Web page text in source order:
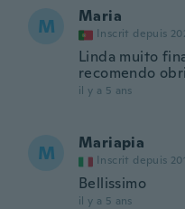
M Maria
Inscrit depuis
Linda muito
recomendo
il y a 5 ans
M Mariapia
Inscrit depuis
Bellissimo
il y a 5 ans